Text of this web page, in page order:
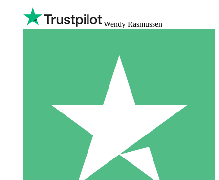
Wendy Rasmussen